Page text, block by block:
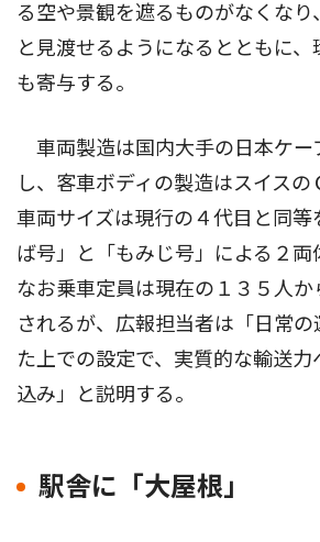
る空や景観を遮るものがなくなり
と見渡せるようになるとともに、
も寄与する。
車両製造は国内大手の日本ケー
し、客車ボディの製造はスイスの
車両サイズは現行の４代目と同等
ば号」と「もみじ号」による２両
なお乗車定員は現在の１３５人
されるが、広報担当者は「日常
た上での設定で、実質的な輸送
込み」と説明する。
駅舎に「大屋根」